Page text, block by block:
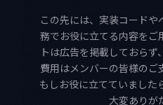
この先には、実装コード
務でお役に立てる内容をご
トは広告を掲載しておら
費用はメンバーの皆様のご
もしお役に立てていました
大変ありが